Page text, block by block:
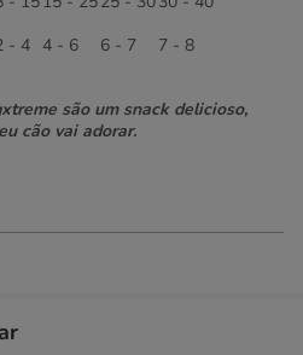
- 4 4 - 6 6 - 7 7 - 8
são um snack delicioso,
cão vai adorar.